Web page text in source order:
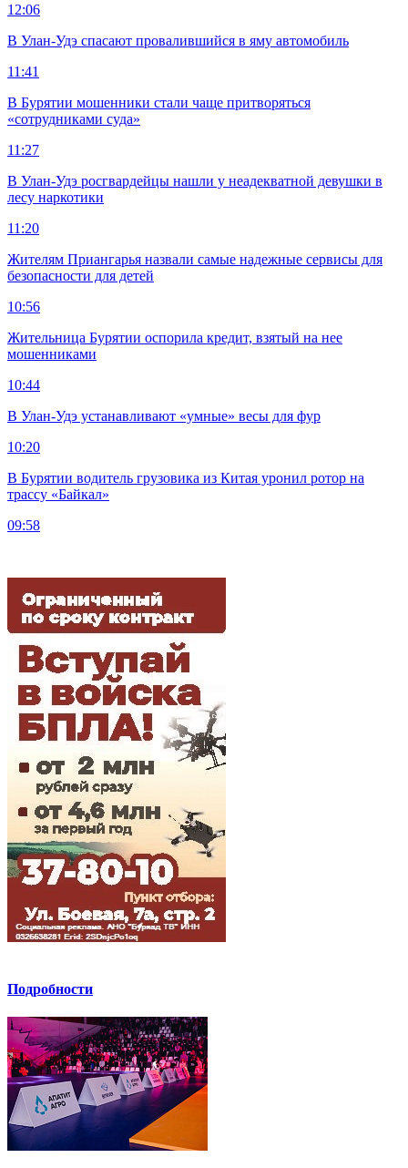
12:06
В Улан-Удэ спасают провалившийся в яму автомобиль
11:41
В Бурятии мошенники стали чаще притворяться
«сотрудниками суда»
11:27
В Улан-Удэ росгвардейцы нашли у неадекватной девушки в
лесу наркотики
11:20
Жителям Приангарья назвали самые надежные сервисы для
безопасности для детей
10:56
Жительница Бурятии оспорила кредит, взятый на нее
мошенниками
10:44
В Улан-Удэ устанавливают «умные» весы для фур
10:20
В Бурятии водитель грузовика из Китая уронил ротор на
трассу «Байкал»
09:58
Подробности